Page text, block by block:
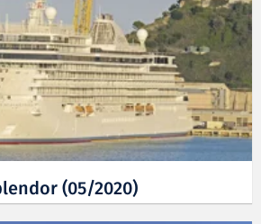
(05/2020)